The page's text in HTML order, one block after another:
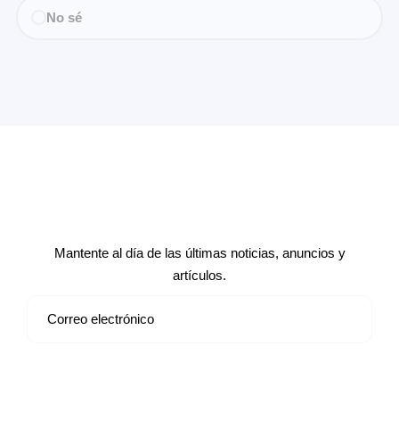
No sé
Mantente al día de las últimas noticias, anuncios y
artículos.